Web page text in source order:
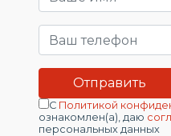
С Политикой
ознакомлен(а), даю
персональных данных